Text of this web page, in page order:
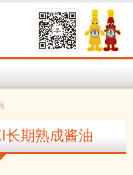
长期熟成酱油